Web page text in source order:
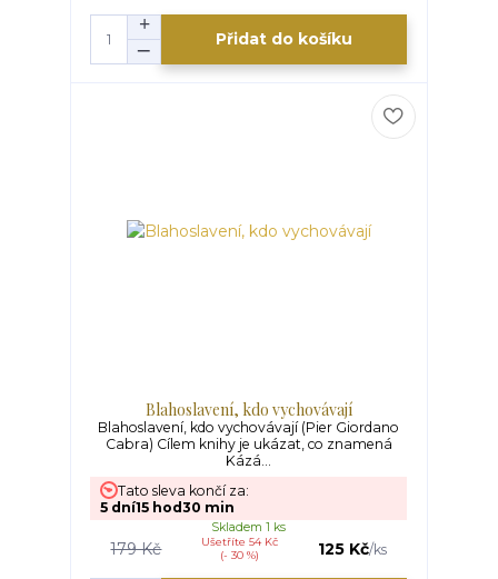
Přidat do košíku
Blahoslavení, kdo vychovávají
Blahoslavení, kdo vychovávají (Pier Giordano
Cabra) Cílem knihy je ukázat, co znamená
Kázá...
179 Kč
Ušetříte 54 Kč
(- 30 %)
125 Kč/ks
Skladem 1 ks
Tato sleva končí za:
5 dní15 hod30 min